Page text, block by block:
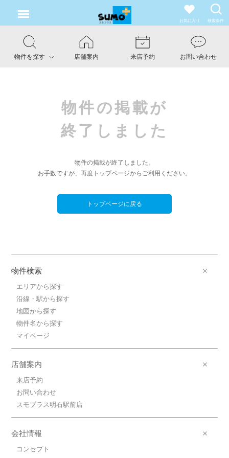
お気に入り 検索条件
物件を探す 店舗案内 来店予約 お問い合わせ
物件の掲載が
終了しました
物件の掲載が終了しました。
お手数ですが、再度トップページからご利用ください。
トップページに戻る
物件検索
エリアから探す
沿線・駅から探す
地図から探す
物件名から探す
マイページ
店舗案内
来店予約
お問い合わせ
スモプラス明石駅前店
会社情報
コンセプト